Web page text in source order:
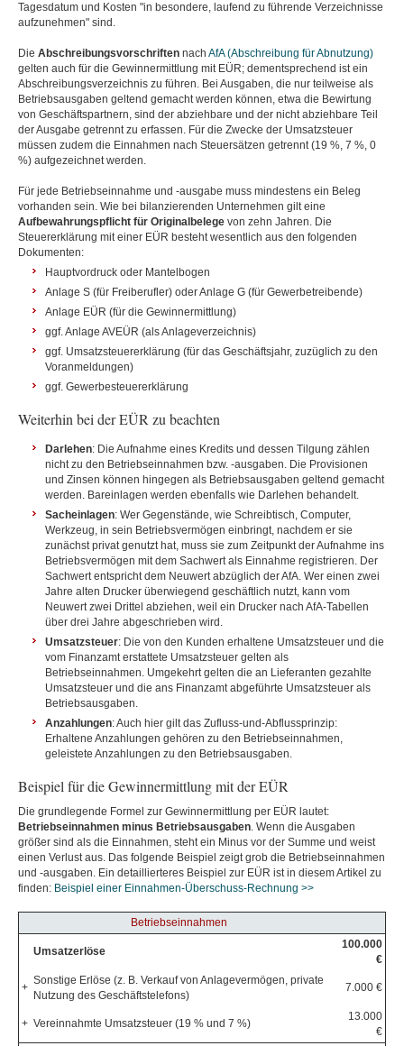
Tagesdatum und Kosten "in besondere, laufend zu führende Verzeichnisse
aufzunehmen" sind.
Die Abschreibungsvorschriften nach AfA (Abschreibung für Abnutzung)
gelten auch für die Gewinnermittlung mit EÜR; dementsprechend ist ein
Abschreibungsverzeichnis zu führen. Bei Ausgaben, die nur teilweise als
Betriebsausgaben geltend gemacht werden können, etwa die Bewirtung
von Geschäftspartnern, sind der abziehbare und der nicht abziehbare Teil
der Ausgabe getrennt zu erfassen. Für die Zwecke der Umsatzsteuer
müssen zudem die Einnahmen nach Steuersätzen getrennt (19 %, 7 %, 0
%) aufgezeichnet werden.
Für jede Betriebseinnahme und -ausgabe muss mindestens ein Beleg
vorhanden sein. Wie bei bilanzierenden Unternehmen gilt eine
Aufbewahrungspflicht für Originalbelege von zehn Jahren. Die
Steuererklärung mit einer EÜR besteht wesentlich aus den folgenden
Dokumenten:
Hauptvordruck oder Mantelbogen
Anlage S (für Freiberufler) oder Anlage G (für Gewerbetreibende)
Anlage EÜR (für die Gewinnermittlung)
ggf. Anlage AVEÜR (als Anlageverzeichnis)
ggf. Umsatzsteuererklärung (für das Geschäftsjahr, zuzüglich zu den
Voranmeldungen)
ggf. Gewerbesteuererklärung
Weiterhin bei der EÜR zu beachten
Darlehen: Die Aufnahme eines Kredits und dessen Tilgung zählen
nicht zu den Betriebseinnahmen bzw. -ausgaben. Die Provisionen
und Zinsen können hingegen als Betriebsausgaben geltend gemacht
werden. Bareinlagen werden ebenfalls wie Darlehen behandelt.
Sacheinlagen: Wer Gegenstände, wie Schreibtisch, Computer,
Werkzeug, in sein Betriebsvermögen einbringt, nachdem er sie
zunächst privat genutzt hat, muss sie zum Zeitpunkt der Aufnahme ins
Betriebsvermögen mit dem Sachwert als Einnahme registrieren. Der
Sachwert entspricht dem Neuwert abzüglich der AfA. Wer einen zwei
Jahre alten Drucker überwiegend geschäftlich nutzt, kann vom
Neuwert zwei Drittel abziehen, weil ein Drucker nach AfA-Tabellen
über drei Jahre abgeschrieben wird.
Umsatzsteuer: Die von den Kunden erhaltene Umsatzsteuer und die
vom Finanzamt erstattete Umsatzsteuer gelten als
Betriebseinnahmen. Umgekehrt gelten die an Lieferanten gezahlte
Umsatzsteuer und die ans Finanzamt abgeführte Umsatzsteuer als
Betriebsausgaben.
Anzahlungen: Auch hier gilt das Zufluss-und-Abflussprinzip:
Erhaltene Anzahlungen gehören zu den Betriebseinnahmen,
geleistete Anzahlungen zu den Betriebsausgaben.
Beispiel für die Gewinnermittlung mit der EÜR
Die grundlegende Formel zur Gewinnermittlung per EÜR lautet:
Betriebseinnahmen minus Betriebsausgaben. Wenn die Ausgaben
größer sind als die Einnahmen, steht ein Minus vor der Summe und weist
einen Verlust aus. Das folgende Beispiel zeigt grob die Betriebseinnahmen
und -ausgaben. Ein detaillierteres Beispiel zur EÜR ist in diesem Artikel zu
finden: Beispiel einer Einnahmen-Überschuss-Rechnung >>
Betriebseinnahmen
Umsatzerlöse
100.000
€
+
Sonstige Erlöse (z. B. Verkauf von Anlagevermögen, private
Nutzung des Geschäftstelefons)
7.000 €
+ Vereinnahmte Umsatzsteuer (19 % und 7 %)
13.000
€